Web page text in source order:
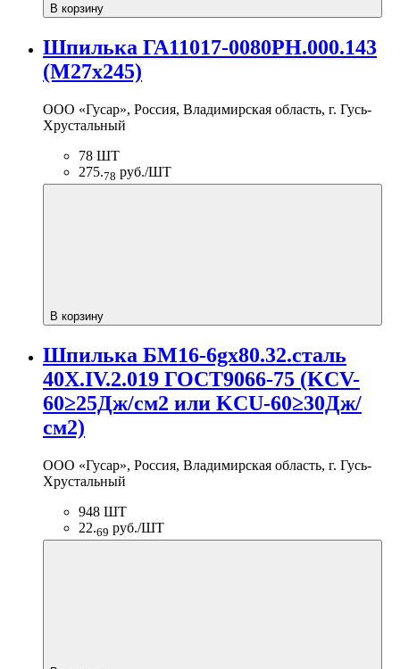
В корзину
Шпилька ГА11017-0080РН.000.143
(М27х245)
ООО «Гусар», Россия, Владимирская область, г. Гусь-
Хрустальный
78 ШТ
275.78 руб./ШТ
В корзину
Шпилька БМ16-6gх80.32.сталь
40Х.IV.2.019 ГОСТ9066-75 (KCV-
60≥25Дж/см2 или KCU-60≥30Дж/
см2)
ООО «Гусар», Россия, Владимирская область, г. Гусь-
Хрустальный
948 ШТ
22.69 руб./ШТ